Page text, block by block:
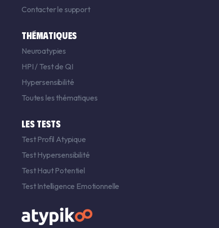
Contacter le support
THÉMATIQUES
Neuroatypies
HPI / Test de QI
Hypersensibilité
Toutes les thématiques
LES TESTS
Test Profil Atypique
Test Hypersensibilité
Test Haut Potentiel
Test Intelligence Emotionnelle